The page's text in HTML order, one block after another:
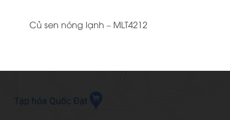
Củ sen nóng lạnh – MLT4212